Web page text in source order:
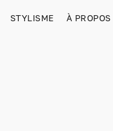
STYLISME À